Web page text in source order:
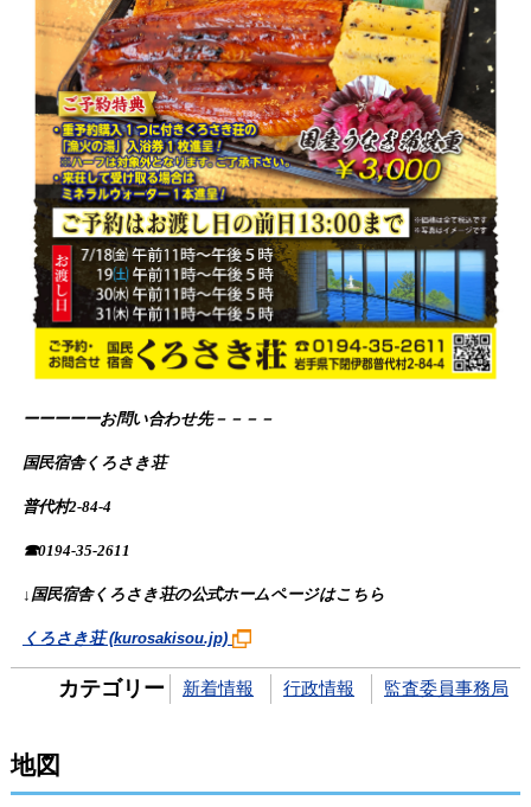
ーーーーーお問い合わせ先－－－－
国民宿舎くろさき荘
普代村2-84-4
☎0194-35-2611
↓国民宿舎くろさき荘の公式ホームページはこちら
くろさき荘 (kurosakisou.jp)
カテゴリー 新着情報 行政情報 監査委員事務局
地図